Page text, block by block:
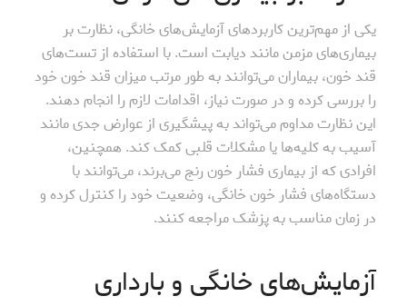
یکی از مهم‌ترین کاربردهای آزمایش‌های خانگی، نظارت بر
بیماری‌های مزمن مانند دیابت است. با استفاده از تست‌های
قند خون، بیماران می‌توانند به طور مرتب میزان قند خون خود
را بررسی کرده و در صورت نیاز، اقدامات لازم را انجام دهند.
این نظارت مداوم می‌تواند به پیشگیری از عوارض جدی مانند
آسیب به کلیه‌ها یا مشکلات قلبی کمک کند. همچنین،
افرادی که از بیماری فشار خون رنج می‌برند، می‌توانند با
دستگاه‌های فشار خون خانگی، وضعیت خود را کنترل کرده و
در زمان مناسب به پزشک مراجعه کنند.
آزمایش‌های خانگی و بارداری